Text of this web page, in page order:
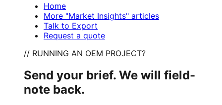
Home
More "Market Insights" articles
Talk to Export
Request a quote
// RUNNING AN OEM PROJECT?
Send your brief. We will field-
note back.